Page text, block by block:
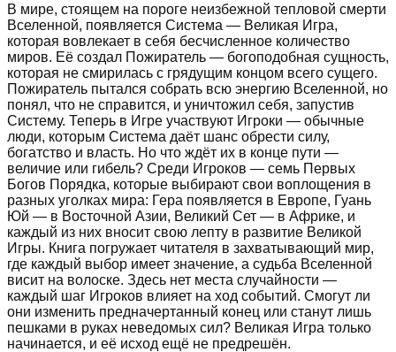
В мире, стоящем на пороге неизбежной тепловой смерти
Вселенной, появляется Система — Великая Игра,
которая вовлекает в себя бесчисленное количество
миров. Её создал Пожиратель — богоподобная сущность,
которая не смирилась с грядущим концом всего сущего.
Пожиратель пытался собрать всю энергию Вселенной, но
понял, что не справится, и уничтожил себя, запустив
Систему. Теперь в Игре участвуют Игроки — обычные
люди, которым Система даёт шанс обрести силу,
богатство и власть. Но что ждёт их в конце пути —
величие или гибель? Среди Игроков — семь Первых
Богов Порядка, которые выбирают свои воплощения в
разных уголках мира: Гера появляется в Европе, Гуань
Юй — в Восточной Азии, Великий Сет — в Африке, и
каждый из них вносит свою лепту в развитие Великой
Игры. Книга погружает читателя в захватывающий мир,
где каждый выбор имеет значение, а судьба Вселенной
висит на волоске. Здесь нет места случайности —
каждый шаг Игроков влияет на ход событий. Смогут ли
они изменить предначертанный конец или станут лишь
пешками в руках неведомых сил? Великая Игра только
начинается, и её исход ещё не предрешён.